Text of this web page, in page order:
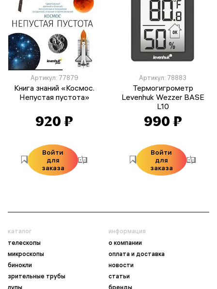
Артикул: 77879
Книга знаний «Космос.
Непустая пустота»
920 ₽
Войти
для
заказа
Артикул: 78883
Термогигрометр
Levenhuk Wezzer BASE
L10
990 ₽
Войти
для
заказа
каталог
телескопы
микроскопы
бинокли
зрительные трубы
лупы
информация
о компании
оплата и доставка
новости
статьи
бренды